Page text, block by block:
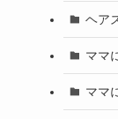
ヘア
ママ
ママ